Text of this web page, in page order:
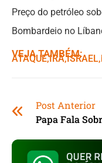
Preço do petróleo
Bombardeio no
VEJA TAMBÉM:
ATAQUE,ㅤIRÃ,ㅤISRAEL,ㅤ
Post Anterior